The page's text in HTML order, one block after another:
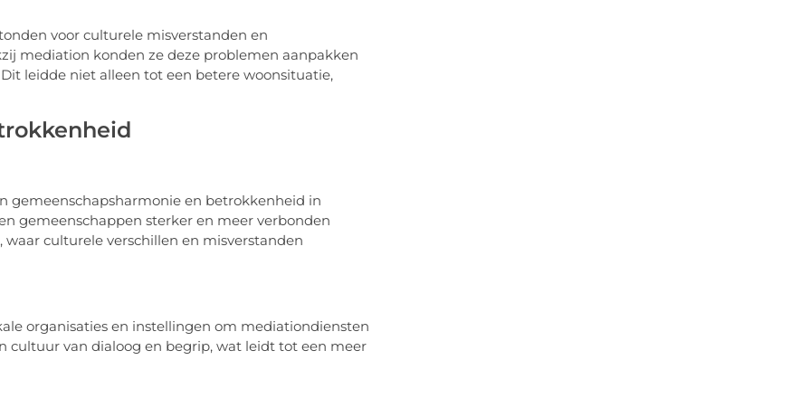
voor culturele misverstanden en
mediation konden ze deze problemen aanpakken
leidde niet alleen tot een betere woonsituatie,
gemeenschapsharmonie en betrokkenheid in
gemeenschappen sterker en meer verbonden
culturele verschillen en misverstanden
organisaties en instellingen om mediationdiensten
cultuur van dialoog en begrip, wat leidt tot een meer